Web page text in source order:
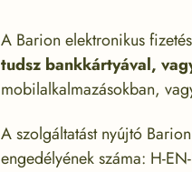
A Barion elektronikus
tudsz bankkártyával,
mobilalkalmazásokban,
A szolgáltatást nyújtó
engedélyének száma: H-